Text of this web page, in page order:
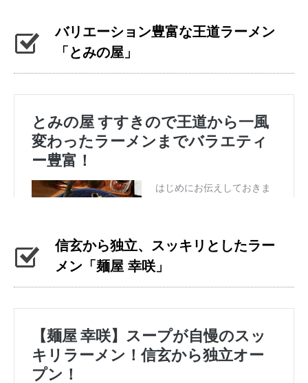
バリエーション豊富な王道ラーメン
「とみの屋」
信玄から独立、スッキリとしたラー
メン「麺屋 幸咲」